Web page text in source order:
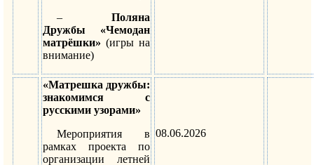
– Поляна
Дружбы «Чемодан
матрёшки» (игры на
внимание)
«Матрешка дружбы:
знакомимся с
русскими узорами»
Мероприятия в
рамках проекта по
организации летней
08.06.2026